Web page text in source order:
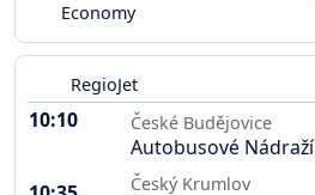
Economy
RegioJet
10:10 České Budějovice
Autobusové Nádraží
Český Krumlov